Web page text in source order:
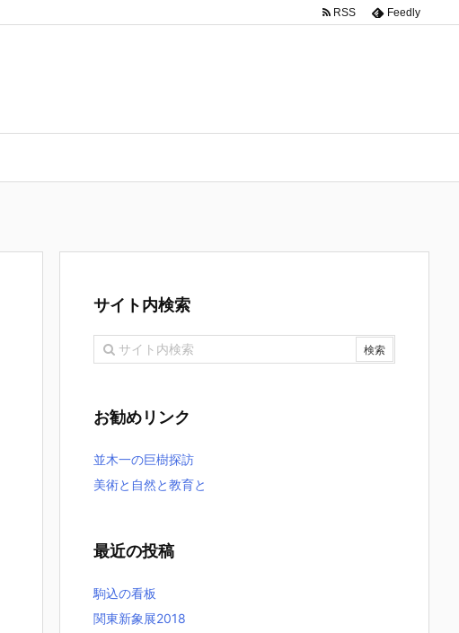
RSS Feedly
サイト内検索
お勧めリンク
並木一の巨樹探訪
美術と自然と教育と
最近の投稿
駒込の看板
関東新象展2018